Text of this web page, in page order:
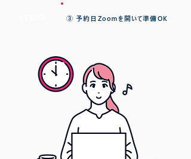
③ 予約日Zoomを開いて準備OK